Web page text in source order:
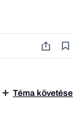
Téma követése